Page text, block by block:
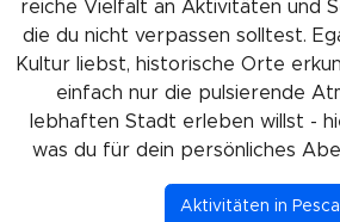
reiche Vielfalt an Aktivitäten und
die du nicht verpassen solltest.
Kultur liebst, historische Orte
einfach nur die pulsierende
lebhaften Stadt erleben willst -
was du für dein persönliches
Aktivitäten in